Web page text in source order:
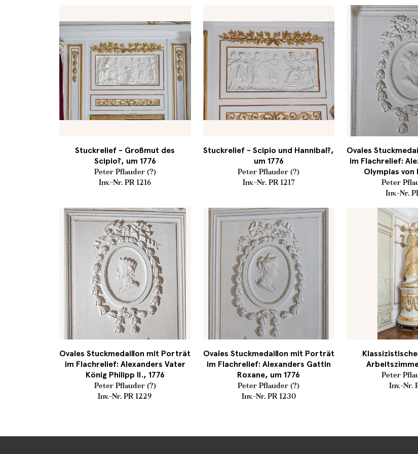
Stuckrelief - Großmut des
Scipio?, um 1776
Peter Pflauder (?)
Inv.-Nr. PR 1216
Stuckrelief - Scipio und Hannibal?,
um 1776
Peter Pflauder (?)
Inv.-Nr. PR 1217
Ovales
im Flachrelief:
Olympias von
Peter
Inv.-Nr.
Ovales Stuckmedaillon mit Porträt
im Flachrelief: Alexanders Vater
König Philipp II., 1776
Peter Pflauder (?)
Inv.-Nr. PR 1229
Ovales Stuckmedaillon mit Porträt
im Flachrelief: Alexanders Gattin
Roxane, um 1776
Peter Pflauder (?)
Inv.-Nr. PR 1230
Peter
Inv.-Nr.